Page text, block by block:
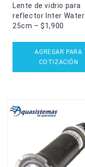
Lente de vidrio para
reflector Inter Water
25cm – $1,900
AGREGAR PARA
COTIZACIÓN